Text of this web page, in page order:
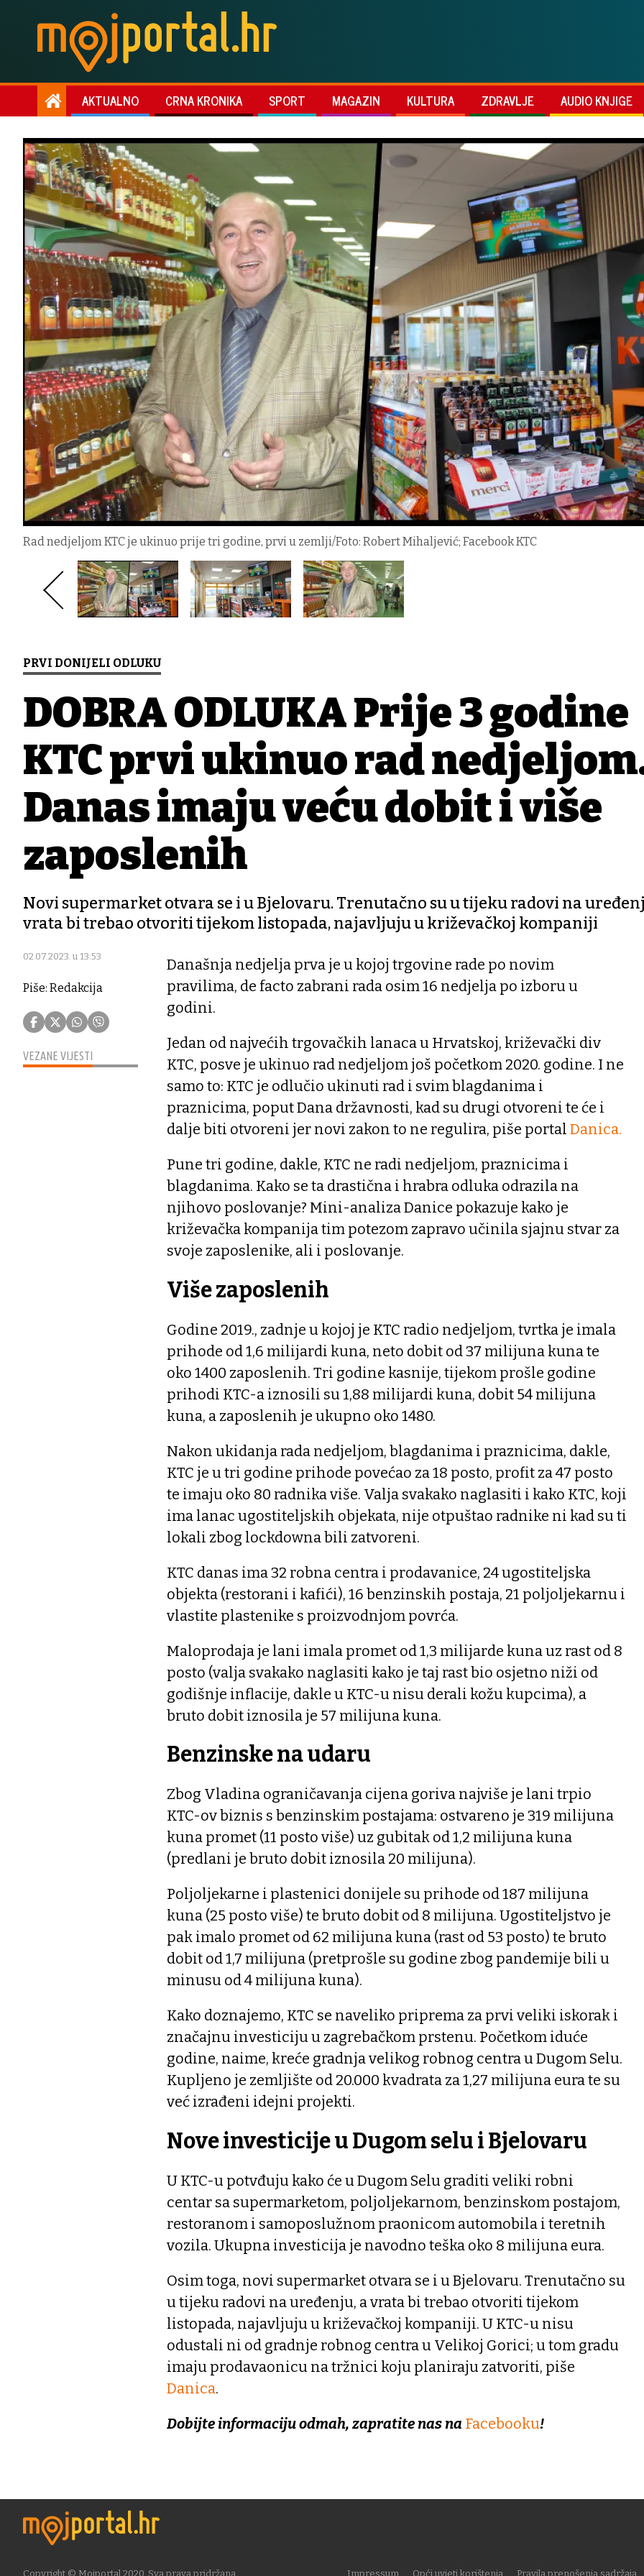
AKTUALNO CRNA KRONIKA SPORT MAGAZIN KULTURA ZDRAVLJE AUDIO KNJIGE
Rad nedjeljom KTC je ukinuo prije tri godine, prvi u zemlji/Foto: Robert Mihaljević; Facebook KTC
PRVI DONIJELI ODLUKU
DOBRA ODLUKA Prije 3 godine
KTC prvi ukinuo rad
Danas imaju veću dobit i više
zaposlenih
Novi supermarket otvara se i u Bjelovaru. Trenutačno su u tijeku radovi na
vrata bi trebao otvoriti tijekom listopada, najavljuju u križevačkoj kompaniji
02.07.2023. u 13:53
Piše: Redakcija
VEZANE VIJESTI
Današnja nedjelja prva je u kojoj trgovine rade po novim
pravilima, de facto zabrani rada osim 16 nedjelja po izboru u
godini.
Jedan od najvećih trgovačkih lanaca u Hrvatskoj, križevački div
KTC, posve je ukinuo rad nedjeljom još početkom 2020. godine. I ne
samo to: KTC je odlučio ukinuti rad i svim blagdanima i
praznicima, poput Dana državnosti, kad su drugi otvoreni te će i
dalje biti otvoreni jer novi zakon to ne regulira, piše portal Danica.
Pune tri godine, dakle, KTC ne radi nedjeljom, praznicima i
blagdanima. Kako se ta drastična i hrabra odluka odrazila na
njihovo poslovanje? Mini-analiza Danice pokazuje kako je
križevačka kompanija tim potezom zapravo učinila sjajnu stvar za
svoje zaposlenike, ali i poslovanje.
Više zaposlenih
Godine 2019., zadnje u kojoj je KTC radio nedjeljom, tvrtka je imala
prihode od 1,6 milijardi kuna, neto dobit od 37 milijuna kuna te
oko 1400 zaposlenih. Tri godine kasnije, tijekom prošle godine
prihodi KTC-a iznosili su 1,88 milijardi kuna, dobit 54 milijuna
kuna, a zaposlenih je ukupno oko 1480.
Nakon ukidanja rada nedjeljom, blagdanima i praznicima, dakle,
KTC je u tri godine prihode povećao za 18 posto, profit za 47 posto
te imaju oko 80 radnika više. Valja svakako naglasiti i kako KTC, koji
ima lanac ugostiteljskih objekata, nije otpuštao radnike ni kad su ti
lokali zbog lockdowna bili zatvoreni.
KTC danas ima 32 robna centra i prodavanice, 24 ugostiteljska
objekta (restorani i kafići), 16 benzinskih postaja, 21 poljoljekarnu i
vlastite plastenike s proizvodnjom povrća.
Maloprodaja je lani imala promet od 1,3 milijarde kuna uz rast od 8
posto (valja svakako naglasiti kako je taj rast bio osjetno niži od
godišnje inflacije, dakle u KTC-u nisu derali kožu kupcima), a
bruto dobit iznosila je 57 milijuna kuna.
Benzinske na udaru
Zbog Vladina ograničavanja cijena goriva najviše je lani trpio
KTC-ov biznis s benzinskim postajama: ostvareno je 319 milijuna
kuna promet (11 posto više) uz gubitak od 1,2 milijuna kuna
(predlani je bruto dobit iznosila 20 milijuna).
Poljoljekarne i plastenici donijele su prihode od 187 milijuna
kuna (25 posto više) te bruto dobit od 8 milijuna. Ugostiteljstvo je
pak imalo promet od 62 milijuna kuna (rast od 53 posto) te bruto
dobit od 1,7 milijuna (pretprošle su godine zbog pandemije bili u
minusu od 4 milijuna kuna).
Kako doznajemo, KTC se naveliko priprema za prvi veliki iskorak i
značajnu investiciju u zagrebačkom prstenu. Početkom iduće
godine, naime, kreće gradnja velikog robnog centra u Dugom Selu.
Kupljeno je zemljište od 20.000 kvadrata za 1,27 milijuna eura te su
već izrađeni idejni projekti.
Nove investicije u Dugom selu i Bjelovaru
U KTC-u potvđuju kako će u Dugom Selu graditi veliki robni
centar sa supermarketom, poljoljekarnom, benzinskom postajom,
restoranom i samoposlužnom praonicom automobila i teretnih
vozila. Ukupna investicija je navodno teška oko 8 milijuna eura.
Osim toga, novi supermarket otvara se i u Bjelovaru. Trenutačno su
u tijeku radovi na uređenju, a vrata bi trebao otvoriti tijekom
listopada, najavljuju u križevačkoj kompaniji. U KTC-u nisu
odustali ni od gradnje robnog centra u Velikoj Gorici; u tom gradu
imaju prodavaonicu na tržnici koju planiraju zatvoriti, piše
Danica.
Dobijte informaciju odmah, zapratite nas na Facebooku!
Copyright © Mojportal 2020. Sva prava pridržana. Impressum Opći uvjeti korištenja Pravila prenošenja sadržaja